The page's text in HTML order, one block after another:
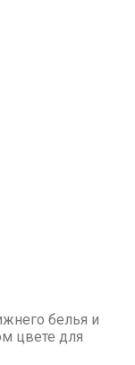
белья и
цвете для